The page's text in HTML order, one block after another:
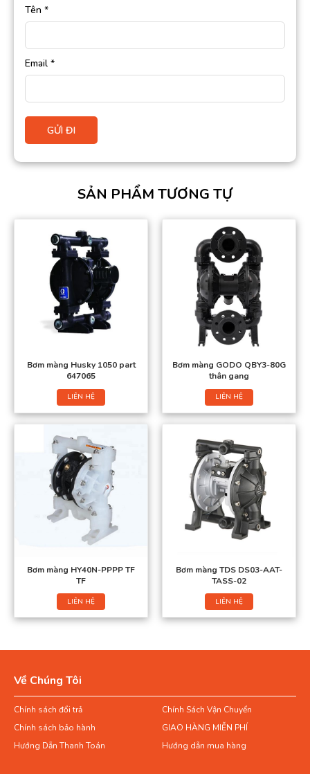
Tên *
Email *
SẢN PHẨM TƯƠNG TỰ
Bơm màng Husky 1050 part
647065
LIÊN HỆ
Bơm màng GODO QBY3-80G
thân gang
LIÊN HỆ
Bơm màng HY40N-PPPP TF
TF
LIÊN HỆ
Bơm màng TDS DS03-AAT-
TASS-02
LIÊN HỆ
Về Chúng Tôi
Chính sách đổi trả
Chính Sách Vận Chuyển
Chính sách bảo hành
GIAO HÀNG MIỄN PHÍ
Hướng Dẫn Thanh Toán
Hướng dẫn mua hàng